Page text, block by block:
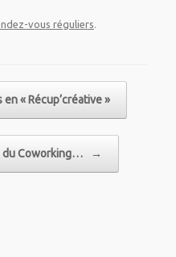
vous réguliers.
« Récup’créative »
du Coworking… →